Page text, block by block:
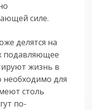
силе.
делятся на
подавляющее
жизнь в
необходимо для
столь
по-